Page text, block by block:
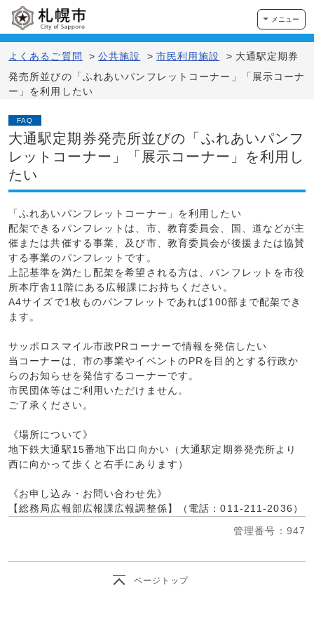
メニュー
よくあるご質問 > 公共施設 > 市民利用施設 > 大通駅定期券
発売所並びの「ふれあいパンフレットコーナー」「展示コーナ
ー」を利用したい
FAQ
大通駅定期券発売所並びの「ふれあいパンフ
レットコーナー」「展示コーナー」を利用し
たい
「ふれあいパンフレットコーナー」を利用したい
配架できるパンフレットは、市、教育委員会、国、道などが主
催または共催する事業、及び市、教育委員会が後援または協賛
する事業のパンフレットです。
上記基準を満たし配架を希望される方は、パンフレットを市役
所本庁舎11階にある広報課にお持ちください。
A4サイズで1枚ものパンフレットであれば100部まで配架でき
ます。
サッポロスマイル市政PRコーナーで情報を発信したい
当コーナーは、市の事業やイベントのPRを目的とする行政か
らのお知らせを発信するコーナーです。
市民団体等はご利用いただけません。
ご了承ください。
《場所について》
地下鉄大通駅15番地下出口向かい（大通駅定期券発売所より
西に向かって歩くと右手にあります）
《お申し込み・お問い合わせ先》
【総務局広報部広報課広報調整係】（電話：011-211-2036）
管理番号 ：947
ページトップ